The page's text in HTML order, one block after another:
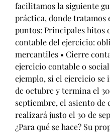
facilitamos la siguiente
práctica, donde tratamos
puntos: Principales hitos
contable del ejercicio:
mercantiles • Cierre
ejercicio contable o
ejemplo, si el ejercicio se
de octubre y termina el
septiembre, el asiento de
realizará justo el 30 de
¿Para qué se hace? Su